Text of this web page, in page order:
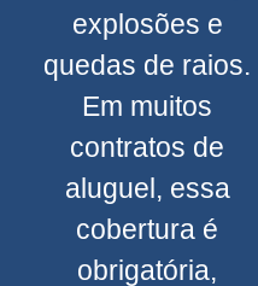
explosões e
quedas de raios.
Em muitos
contratos de
aluguel, essa
cobertura é
obrigatória,